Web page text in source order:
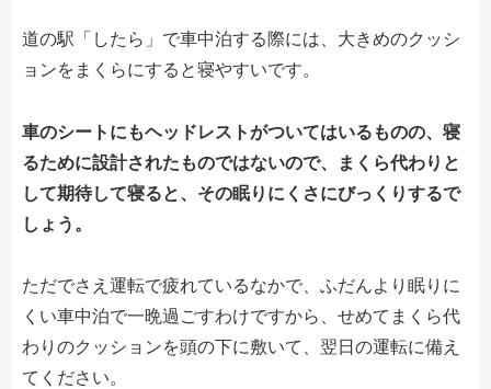
道の駅「したら」で車中泊する際には、大きめのクッシ
ョンをまくらにすると寝やすいです。
車のシートにもヘッドレストがついてはいるものの、寝
るために設計されたものではないので、まくら代わりと
して期待して寝ると、その眠りにくさにびっくりするで
しょう。
ただでさえ運転で疲れているなかで、ふだんより眠りに
くい車中泊で一晩過ごすわけですから、せめてまくら代
わりのクッションを頭の下に敷いて、翌日の運転に備え
てください。